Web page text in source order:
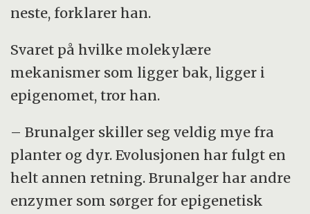
neste, forklarer han.
Svaret på hvilke molekylære
mekanismer som ligger bak, ligger i
epigenomet, tror han.
– Brunalger skiller seg veldig mye fra
planter og dyr. Evolusjonen har fulgt en
helt annen retning. Brunalger har andre
enzymer som sørger for epigenetisk